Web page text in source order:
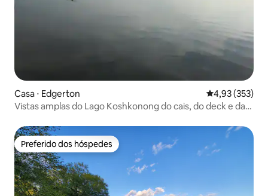
Casa ⋅ Edgerton 4,93 de uma
4,93 (353)
Vistas amplas do Lago Koshkonong do cais, do deck e da
Preferido dos hóspedes
Preferido dos hóspedes